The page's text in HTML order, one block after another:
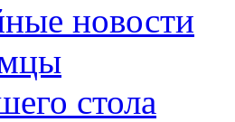
новости
стола